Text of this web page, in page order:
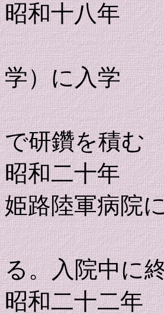
昭和十八年
大東文
学）に入学
作家の
で研鑽を積む
昭和二十年
姫路陸軍病院
回復後
る。入院中に
昭和二十二年